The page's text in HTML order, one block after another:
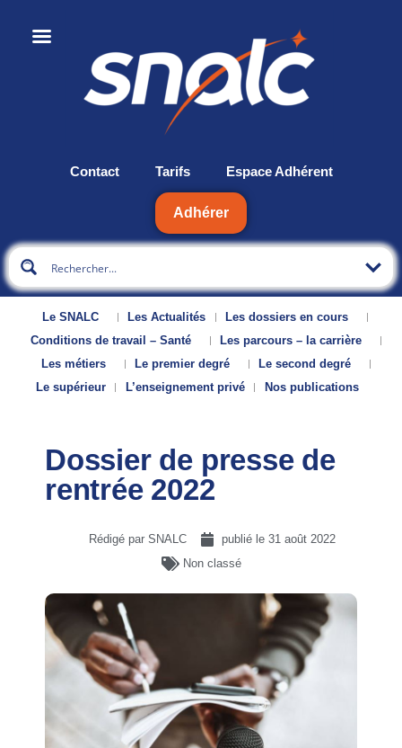
Contact Tarifs Espace Adhérent
Adhérer
Le SNALC Les Actualités
Les dossiers en cours
Conditions de travail – Santé
Les parcours – la carrière
Les métiers
Le premier degré
Le second degré
Le supérieur
L’enseignement privé Nos publications
Dossier de presse de
rentrée 2022
Rédigé par SNALC publié le 31 août 2022
Non classé